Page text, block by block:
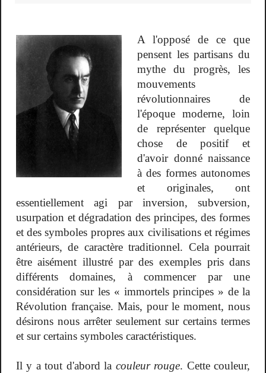
A l'opposé de ce que
pensent les partisans du
mythe du progrès, les
mouvements
révolutionnaires de
l'époque moderne, loin
de représenter quelque
chose de positif et
d'avoir donné naissance
à des formes autonomes
et originales, ont
essentiellement agi par inversion, subversion,
usurpation et dégradation des principes, des formes
et des symboles propres aux civilisations et régimes
antérieurs, de caractère traditionnel. Cela pourrait
être aisément illustré par des exemples pris dans
différents domaines, à commencer par une
considération sur les « immortels principes » de la
Révolution française. Mais, pour le moment, nous
désirons nous arrêter seulement sur certains termes
et sur certains symboles caractéristiques.
Il y a tout d'abord la couleur rouge. Cette couleur,